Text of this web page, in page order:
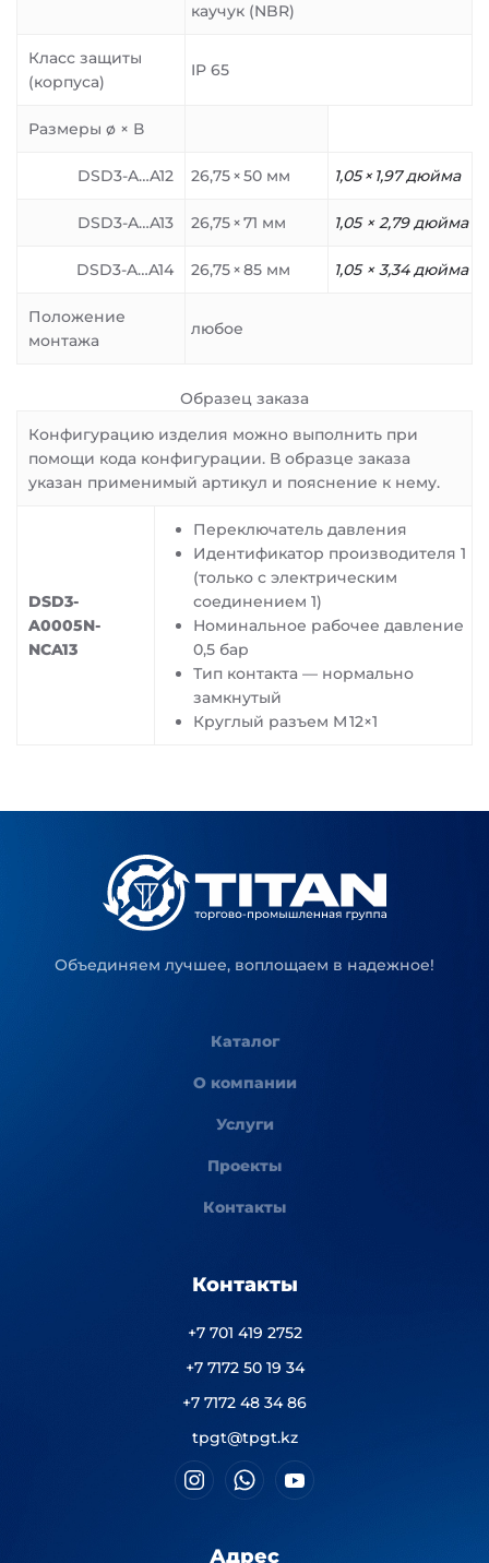
каучук (NBR)
Класс защиты
(корпуса)
IP 65
Размеры ø × В
DSD3-A…A12 26,75 × 50 мм 1,05 × 1,97 дюйма
DSD3-A…A13 26,75 × 71 мм 1,05 × 2,79 дюйма
DSD3-A…A14 26,75 × 85 мм 1,05 × 3,34 дюйма
Положение
монтажа
любое
Образец заказа
Конфигурацию изделия можно выполнить при
помощи кода конфигурации. В образце заказа
указан применимый артикул и пояснение к нему.
DSD3-
A0005N-
NCA13
Переключатель давления
Идентификатор производителя 1
(только с электрическим
соединением 1)
Номинальное рабочее давление
0,5 бар
Тип контакта — нормально
замкнутый
Круглый разъем M 12×1
Объединяем лучшее, воплощаем в надежное!
Каталог
О компании
Услуги
Проекты
Контакты
Контакты
+7 701 419 2752
+7 7172 50 19 34
+7 7172 48 34 86
tpgt@tpgt.kz
Адрес